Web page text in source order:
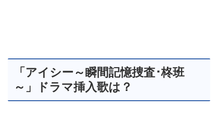
「アイシー～瞬間記憶捜査･柊班
～」ドラマ挿入歌は？